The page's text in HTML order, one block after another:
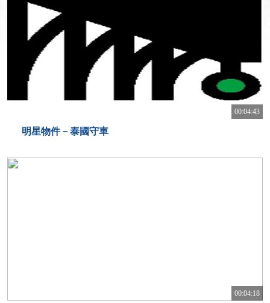
00:04:43
明星物件－泰國守車
00:04:18